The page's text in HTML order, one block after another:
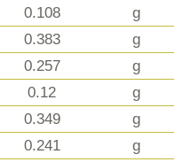
0.108
g
0.383
g
0.257
g
0.12
g
0.349
g
0.241
g